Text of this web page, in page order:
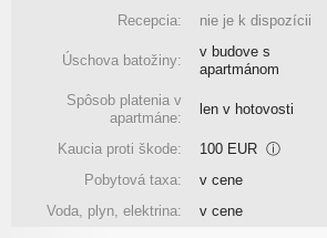
Recepcia:
nie je k dispozícii
Úschova batožiny:
v budove s
apartmánom
Spôsob platenia v
apartmáne:
len v hotovosti
Kaucia proti škode: 100 EUR ⓘ
Pobytová taxa:
v cene
Voda, plyn, elektrina:
v cene